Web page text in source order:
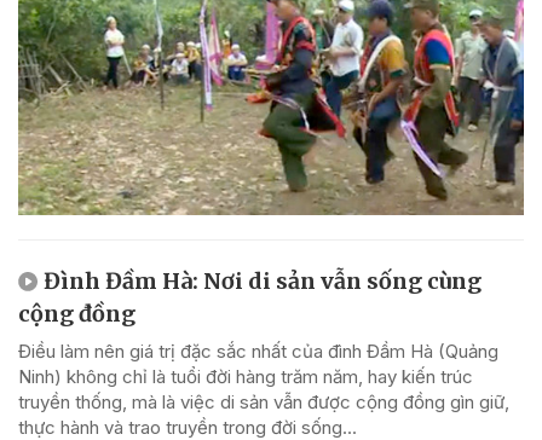
Đình Đầm Hà: Nơi di sản vẫn sống cùng
cộng đồng
Điều làm nên giá trị đặc sắc nhất của đình Đầm Hà (Quảng
Ninh) không chỉ là tuổi đời hàng trăm năm, hay kiến trúc
truyền thống, mà là việc di sản vẫn được cộng đồng gìn giữ,
thực hành và trao truyền trong đời sống...